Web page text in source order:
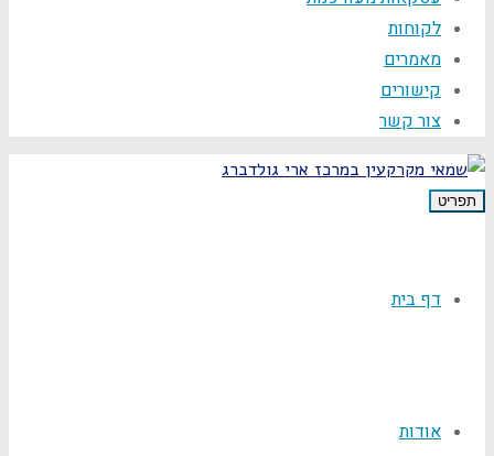
לקוחות
מאמרים
קישורים
צור קשר
תפריט
דף בית
אודות